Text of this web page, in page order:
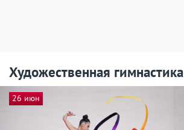
Художественная гимнастика
26 июн